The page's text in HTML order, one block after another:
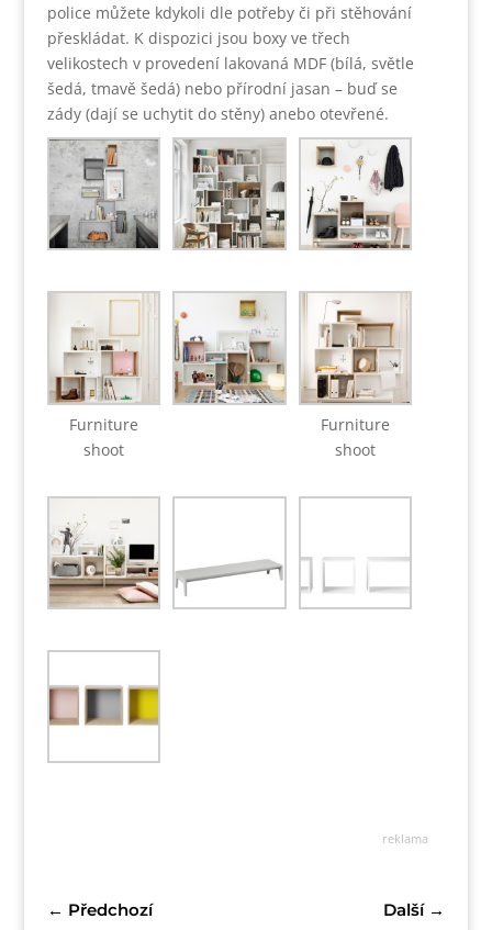
police můžete kdykoli dle potřeby či při stěhování
přeskládat. K dispozici jsou boxy ve třech
velikostech v provedení lakovaná MDF (bílá, světle
šedá, tmavě šedá) nebo přírodní jasan – buď se
zády (dají se uchytit do stěny) anebo otevřené.
Furniture
shoot
Furniture
shoot
reklama
← Předchozí Další→